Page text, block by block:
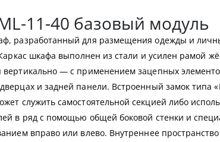
11-40 базовый модуль
разработанный для размещения одежды и
шкафа выполнен из стали и усилен рамой
— с применением зацепных
и задней панели. Встроенный замок типа
служить самостоятельной секцией либо
в ряд с помощью общей боковой стенки и
вправо или влево. Внутреннее